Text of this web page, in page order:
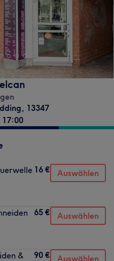
, 13347
16 € Auswählen
65 € Auswählen
&
90 € Auswählen